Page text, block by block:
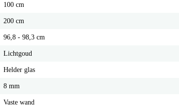
100 cm
200 cm
96,8 - 98,3 cm
Lichtgoud
Helder glas
8 mm
Vaste wand